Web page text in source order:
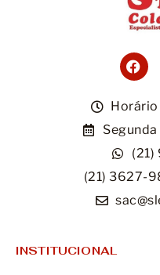
Segunda
(21) 3627-
INSTITUCIONAL